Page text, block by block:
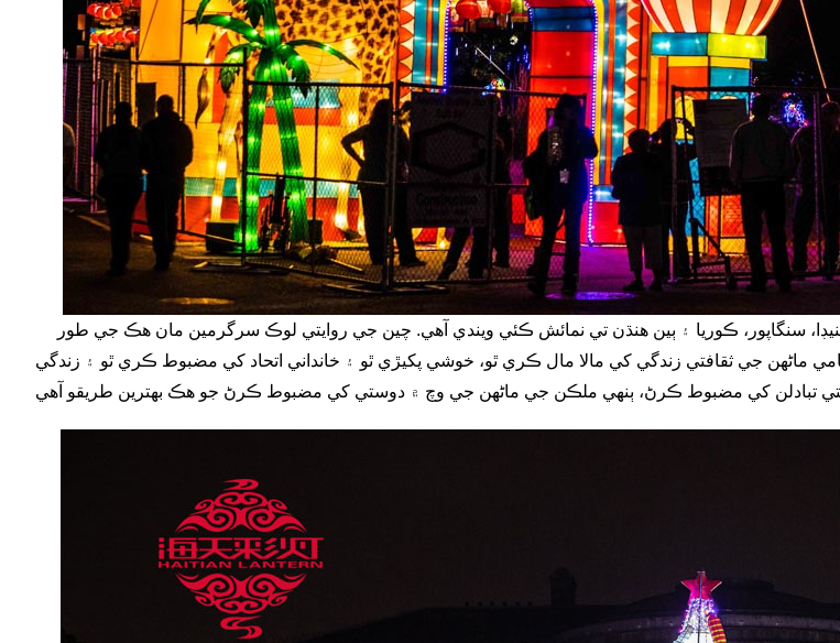
سنگاپور، ڪوريا ۽ ٻين هنڌن تي نمائش ڪئي ويندي آهي. چين جي روايتي لوڪ سرگرمين مان هڪ جي طور
مقامي ماڻهن جي ثقافتي زندگي کي مالا مال ڪري ٿو، خوشي پکيڙي ٿو ۽ خانداني اتحاد کي مضبوط ڪري ٿو ۽ زندگي